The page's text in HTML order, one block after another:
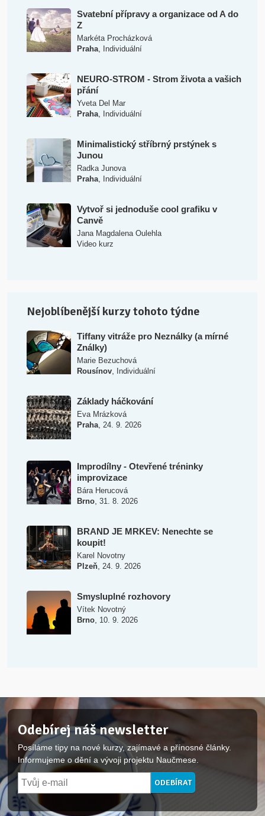
Svatební přípravy a organizace od A do
Z
Markéta Procházková
Praha, Individuální
NEURO-STROM - Strom života a vašich
přání
Yveta Del Mar
Praha, Individuální
Minimalistický stříbrný prstýnek s
Junou
Radka Junova
Praha, Individuální
Vytvoř si jednoduše cool grafiku v
Canvě
Jana Magdalena Oulehla
Video kurz
Nejoblíbenější kurzy tohoto týdne
Tiffany vitráže pro Neználky (a mírné
Ználky)
Marie Bezuchová
Rousínov, Individuální
Základy háčkování
Eva Mrázková
Praha, 24. 9. 2026
Improdílny - Otevřené tréninky
improvizace
Bára Herucová
Brno, 31. 8. 2026
BRAND JE MRKEV: Nenechte se
koupit!
Karel Novotny
Plzeň, 24. 9. 2026
Smysluplné rozhovory
Vítek Novotný
Brno, 10. 9. 2026
Odebírej náš newsletter
Posíláme tipy na nové kurzy, zajímavé a přínosné články.
Informujeme o dění a vývoji projektu Naučmese.